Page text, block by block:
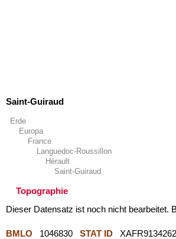
Saint-Guiraud
Erde
Europa
France
Languedoc-Roussillon
Hérault
Saint-Guiraud
Topographie
Dieser Datensatz ist noch nicht bearbeitet.
BMLO 1046830 STAT ID